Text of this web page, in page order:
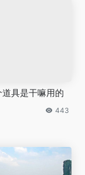
具是干嘛用的
443